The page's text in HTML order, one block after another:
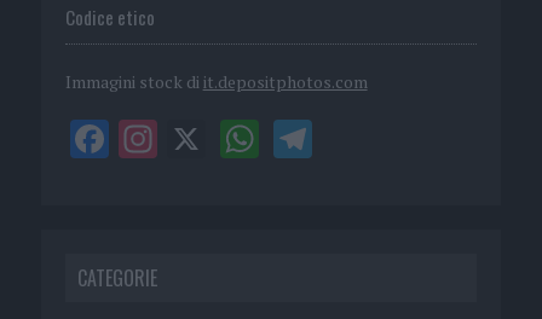
Codice etico
Immagini stock di it.depositphotos.com
CATEGORIE